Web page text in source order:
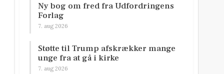
Ny bog om fred fra Udfordringens
Forlag
7. aug 2026
Støtte til Trump afskrækker mange
unge fra at gå i kirke
7. aug 2026